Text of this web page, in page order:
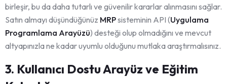
birleşir, bu da daha tutarlı ve güvenilir kararlar alınmasını sağlar.
Satın almayı düşündüğünüz MRPsisteminin API (Uygulama
Programlama Arayüzü) desteği olup olmadığını ve mevcut
altyapınızla ne kadar uyumlu olduğunu mutlaka araştırmalısınız.
3. Kullanıcı Dostu Arayüz ve Eğitim